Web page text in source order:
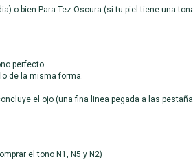
o bien Para Tez Oscura (si tu piel tiene una
perfecto.
de la misma forma.
el ojo (una fina linea pegada a las
el tono N1, N5 y N2)